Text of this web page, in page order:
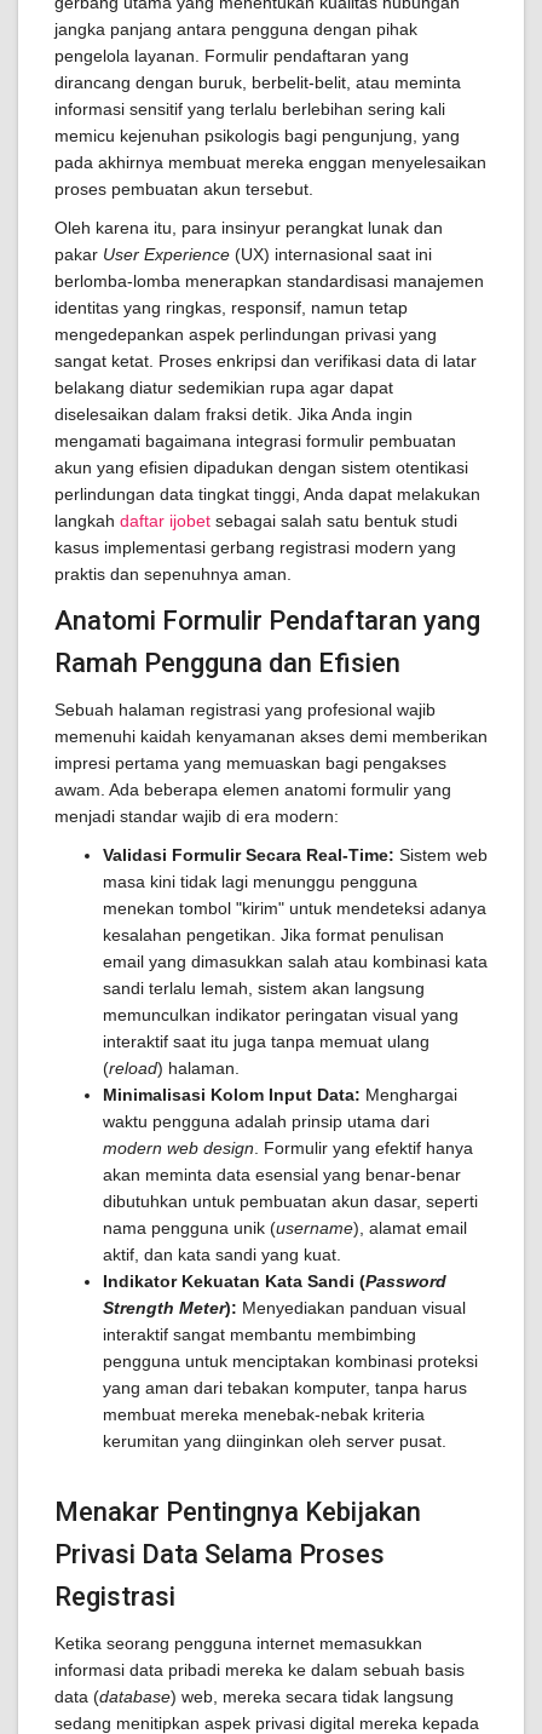
jangka panjang antara pengguna dengan pihak
pengelola layanan. Formulir pendaftaran yang
dirancang dengan buruk, berbelit-belit, atau meminta
informasi sensitif yang terlalu berlebihan sering kali
memicu kejenuhan psikologis bagi pengunjung, yang
pada akhirnya membuat mereka enggan menyelesaikan
proses pembuatan akun tersebut.
Oleh karena itu, para insinyur perangkat lunak dan
pakar User Experience (UX) internasional saat ini
berlomba-lomba menerapkan standardisasi manajemen
identitas yang ringkas, responsif, namun tetap
mengedepankan aspek perlindungan privasi yang
sangat ketat. Proses enkripsi dan verifikasi data di latar
belakang diatur sedemikian rupa agar dapat
diselesaikan dalam fraksi detik. Jika Anda ingin
mengamati bagaimana integrasi formulir pembuatan
akun yang efisien dipadukan dengan sistem otentikasi
perlindungan data tingkat tinggi, Anda dapat melakukan
langkah daftar ijobet sebagai salah satu bentuk studi
kasus implementasi gerbang registrasi modern yang
praktis dan sepenuhnya aman.
Anatomi Formulir Pendaftaran yang
Ramah Pengguna dan Efisien
Sebuah halaman registrasi yang profesional wajib
memenuhi kaidah kenyamanan akses demi memberikan
impresi pertama yang memuaskan bagi pengakses
awam. Ada beberapa elemen anatomi formulir yang
menjadi standar wajib di era modern:
Validasi Formulir Secara Real-Time: Sistem web
masa kini tidak lagi menunggu pengguna
menekan tombol "kirim" untuk mendeteksi adanya
kesalahan pengetikan. Jika format penulisan
email yang dimasukkan salah atau kombinasi kata
sandi terlalu lemah, sistem akan langsung
memunculkan indikator peringatan visual yang
interaktif saat itu juga tanpa memuat ulang
(reload) halaman.
Minimalisasi Kolom Input Data: Menghargai
waktu pengguna adalah prinsip utama dari
modern web design . Formulir yang efektif hanya
akan meminta data esensial yang benar-benar
dibutuhkan untuk pembuatan akun dasar, seperti
nama pengguna unik (username), alamat email
aktif, dan kata sandi yang kuat.
Indikator Kekuatan Kata Sandi (Password
Strength Meter): Menyediakan panduan visual
interaktif sangat membantu membimbing
pengguna untuk menciptakan kombinasi proteksi
yang aman dari tebakan komputer, tanpa harus
membuat mereka menebak-nebak kriteria
kerumitan yang diinginkan oleh server pusat.
Menakar Pentingnya Kebijakan
Privasi Data Selama Proses
Registrasi
Ketika seorang pengguna internet memasukkan
informasi data pribadi mereka ke dalam sebuah basis
data (database) web, mereka secara tidak langsung
sedang menitipkan aspek privasi digital mereka kepada